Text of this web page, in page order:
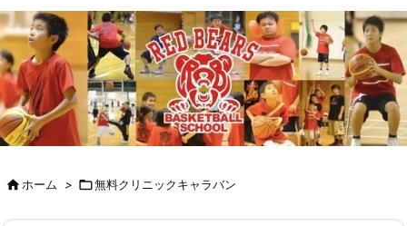
サイド

前へ

次へ

ホーム > 無料クリニックキャラバン